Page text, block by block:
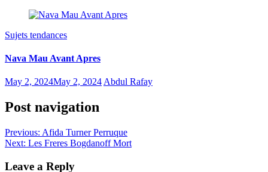
Sujets tendances
Nava Mau Avant Apres
May 2, 2024May 2, 2024 Abdul Rafay
Post navigation
Previous: Afida Turner Perruque
Next: Les Freres Bogdanoff Mort
Leave a Reply